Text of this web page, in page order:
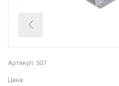
Артикул: 507
Цена: